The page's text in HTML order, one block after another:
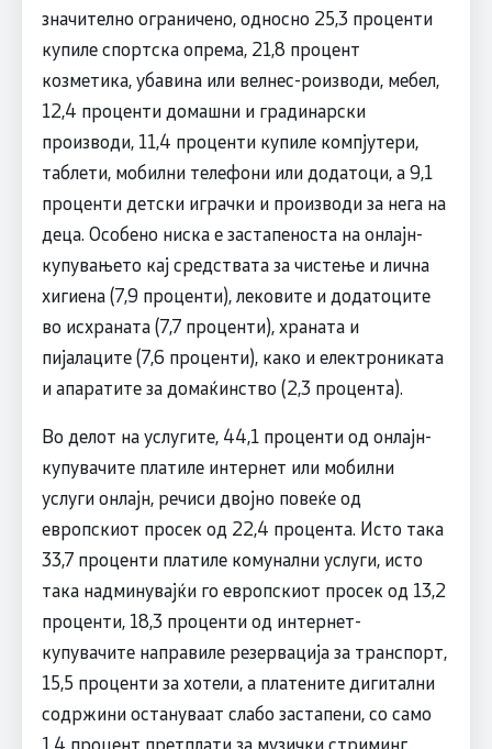
значително ограничено, односно 25,3 проценти
купиле спортска опрема, 21,8 процент
козметика, убавина или велнес-роизводи, мебел,
12,4 проценти домашни и градинарски
производи, 11,4 проценти купиле компјутери,
таблети, мобилни телефони или додатоци, а 9,1
проценти детски играчки и производи за нега на
деца. Особено ниска е застапеноста на онлајн-
купувањето кај средствата за чистење и лична
хигиена (7,9 проценти), лековите и додатоците
во исхраната (7,7 проценти), храната и
пијалаците (7,6 проценти), како и електрониката
и апаратите за домаќинство (2,3 процента).
Во делот на услугите, 44,1 проценти од онлајн-
купувачите платиле интернет или мобилни
услуги онлајн, речиси двојно повеќе од
европскиот просек од 22,4 процента. Исто така
33,7 проценти платиле комунални услуги, исто
така надминувајќи го европскиот просек од 13,2
проценти, 18,3 проценти од интернет-
купувачите направиле резервација за транспорт,
15,5 проценти за хотели, а платените дигитални
содржини остануваат слабо застапени, со само
1,4 процент претплати за музички стриминг.